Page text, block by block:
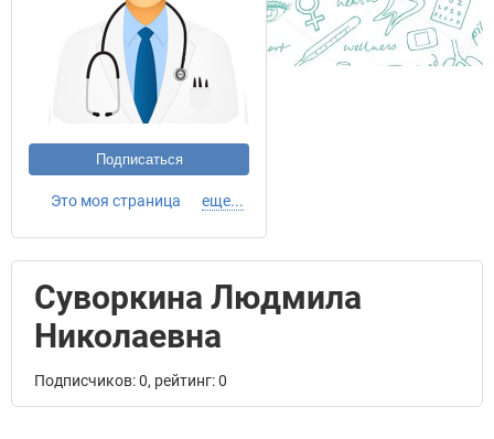
Подписаться
Это моя страница еще...
Суворкина Людмила
Николаевна
Подписчиков: 0, рейтинг: 0